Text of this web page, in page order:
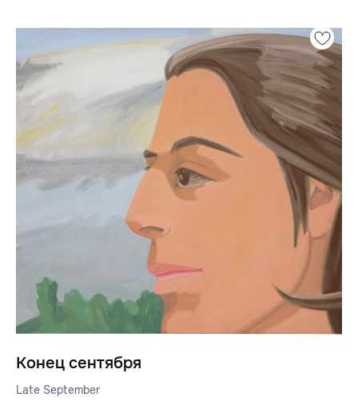
Конец сентября
Late September